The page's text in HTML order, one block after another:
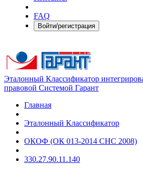
FAQ
Войти/регистрация
Эталонный Классификатор
правовой Системой Гарант
Главная
Эталонный Классификатор
ОКОФ (ОК 013-2014 СНС 2008)
330.27.90.11.140